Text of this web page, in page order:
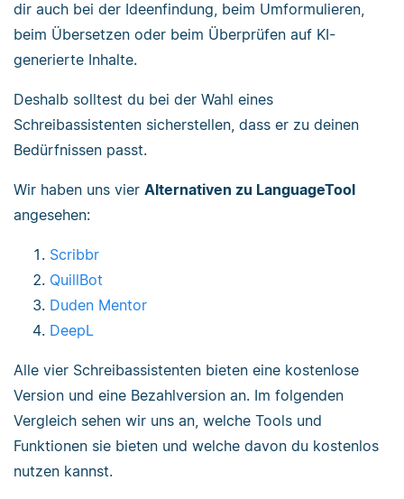
dir auch bei der Ideenfindung, beim Umformulieren,
beim Übersetzen oder beim Überprüfen auf KI-
generierte Inhalte.
Deshalb solltest du bei der Wahl eines
Schreibassistenten sicherstellen, dass er zu deinen
Bedürfnissen passt.
Wir haben uns vier Alternativen zu LanguageTool
angesehen:
Scribbr
QuillBot
Duden Mentor
DeepL
Alle vier Schreibassistenten bieten eine kostenlose
Version und eine Bezahlversion an. Im folgenden
Vergleich sehen wir uns an, welche Tools und
Funktionen sie bieten und welche davon du kostenlos
nutzen kannst.